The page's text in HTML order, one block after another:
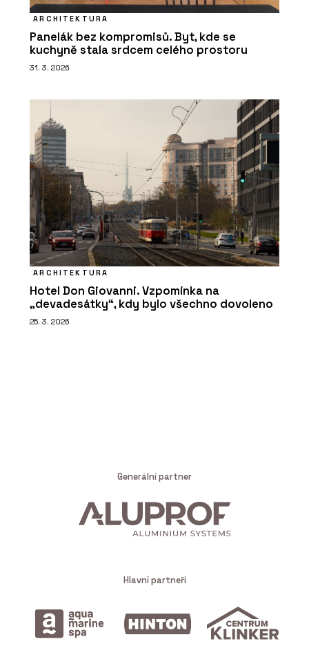
ARCHITEKTURA
Panelák bez kompromisů. Byt, kde se
kuchyně stala srdcem celého prostoru
31. 3. 2026
ARCHITEKTURA
Hotel Don Giovanni. Vzpomínka na
„devadesátky“, kdy bylo všechno dovoleno
25. 3. 2026
Generální partner
Hlavní partneři